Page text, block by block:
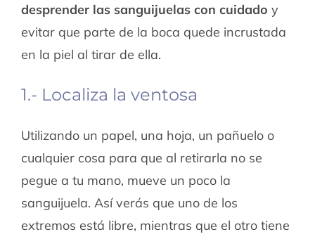
desprender las sanguijuelas con cuidado y
evitar que parte de la boca quede incrustada
en la piel al tirar de ella.
1.- Localiza la ventosa
Utilizando un papel, una hoja, un pañuelo o
cualquier cosa para que al retirarla no se
pegue a tu mano, mueve un poco la
sanguijuela. Así verás que uno de los
extremos está libre, mientras que el otro tiene